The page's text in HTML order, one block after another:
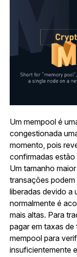
Um mempool é
congestionada
momento, pois
confirmadas estão
Um tamanho
transações podem
liberadas devido a
normalmente é
mais altas. Para
pagar em taxas
mempool para
insuficientemente